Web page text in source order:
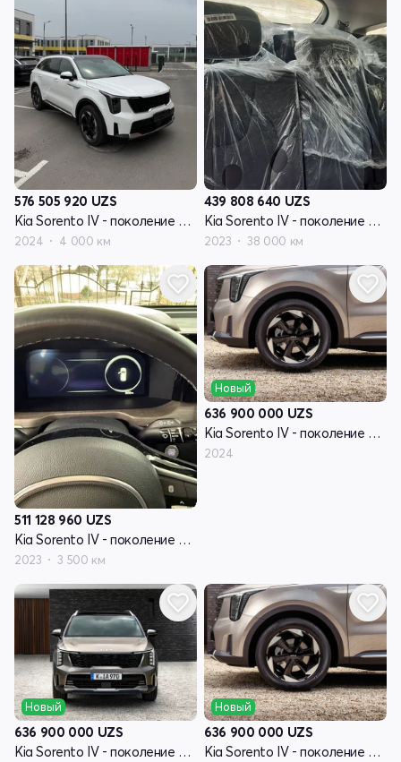
576 505 920 UZS
Kia Sorento IV - поколение рестайлинг
2024 4 000 км
439 808 640 UZS
Kia Sorento IV - поколение рестайлинг
2023 38 000 км
511 128 960 UZS
Kia Sorento IV - поколение рестайлинг
2023 3 500 км
Новый
636 900 000 UZS
Kia Sorento IV - поколение рестайлинг
2024
Новый
636 900 000 UZS
Kia Sorento IV - поколение рестайлинг
Новый
636 900 000 UZS
Kia Sorento IV - поколение рестайлинг